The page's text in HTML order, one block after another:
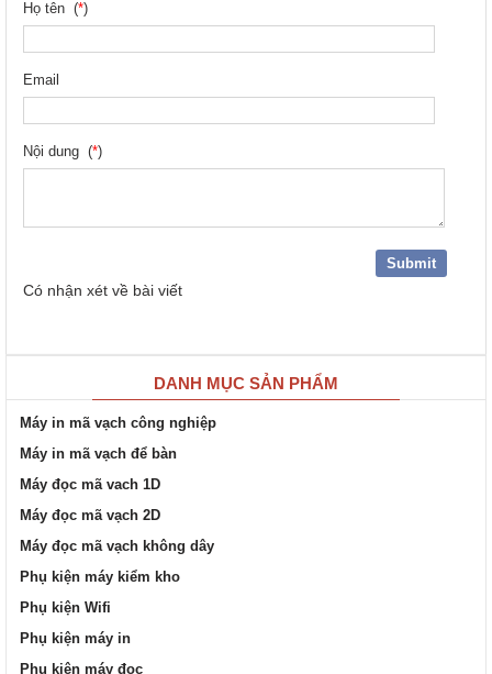
Họ tên (*)
Email
Nội dung (*)
Có nhận xét về bài viết
DANH MỤC SẢN PHẨM
Máy in mã vạch công nghiệp
Máy in mã vạch để bàn
Máy đọc mã vach 1D
Máy đọc mã vạch 2D
Máy đọc mã vạch không dây
Phụ kiện máy kiểm kho
Phụ kiện Wifi
Phụ kiện máy in
Phụ kiện máy đọc